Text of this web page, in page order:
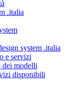
.italia
system .italia
e servizi
dei modelli
disponibili